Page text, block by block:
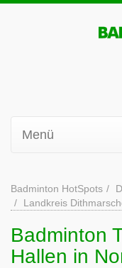
Menü
Badminton HotSpots
Landkreis
Badminton
Hallen in